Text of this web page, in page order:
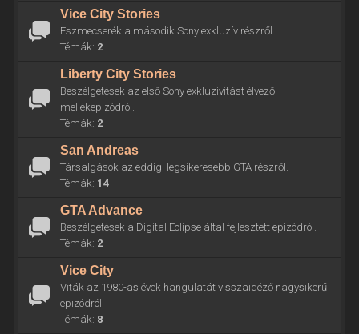
Vice City Stories
Eszmecserék a második Sony exkluzív részről.
Témák: 2
Liberty City Stories
Beszélgetések az első Sony exkluzivitást élvező
mellékepizódról.
Témák: 2
San Andreas
Társalgások az eddigi legsikeresebb GTA részről.
Témák: 14
GTA Advance
Beszélgetések a Digital Eclipse által fejlesztett epizódról.
Témák: 2
Vice City
Viták az 1980-as évek hangulatát visszaidéző nagysikerű
epizódról.
Témák: 8